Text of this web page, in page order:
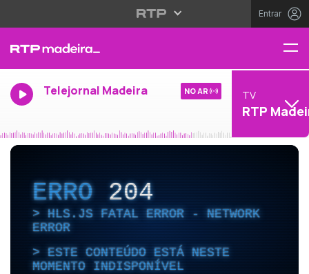
Entrar
Telejornal Madeira NO AR TV
RTP
ERRO204
HLS.JS FATAL ERROR - NETWORK
ERROR
ESTE CONTEÚDO ESTÁ NESTE
MOMENTO INDISPONÍVEL